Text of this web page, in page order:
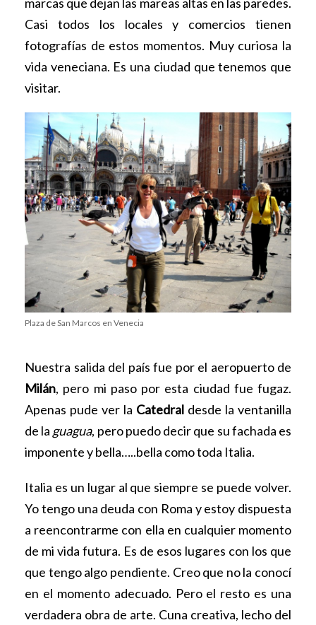
Casi todos los locales y comercios tienen
fotografías de estos momentos. Muy curiosa la
vida veneciana. Es una ciudad que tenemos que
visitar.
Plaza de San Marcos en Venecia
Nuestra salida del país fue por el aeropuerto de
Milán, pero mi paso por esta ciudad fue fugaz.
Apenas pude ver la Catedral desde la ventanilla
de la guagua, pero puedo decir que su fachada es
imponente y bella…..bella como toda Italia.
Italia es un lugar al que siempre se puede volver.
Yo tengo una deuda con Roma y estoy dispuesta
a reencontrarme con ella en cualquier momento
de mi vida futura. Es de esos lugares con los que
que tengo algo pendiente. Creo que no la conocí
en el momento adecuado. Pero el resto es una
verdadera obra de arte. Cuna creativa, lecho del